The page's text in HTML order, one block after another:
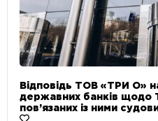
Відповідь ТОВ «ТРИ О»
державних банків щодо
пов’язаних із ними